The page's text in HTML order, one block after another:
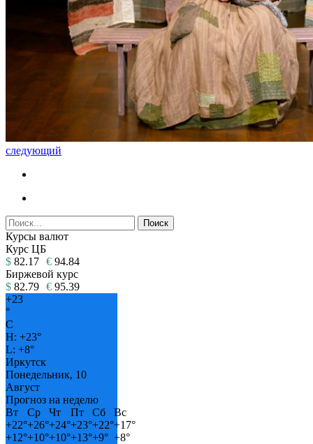
следующий
Курсы валют
Курс ЦБ
$ 82.17 € 94.84
Биржевой курс
$ 82.79 € 95.39
+23
°
C
H: +23°
L: +8°
Иркутск
Понедельник, 10
Август
Прогноз на неделю
Вт
Ср Чт Пт Сб
Вс
+22°+26°+24°+23°+22°+17°
+12°+10°+10°+13°+9° +8°